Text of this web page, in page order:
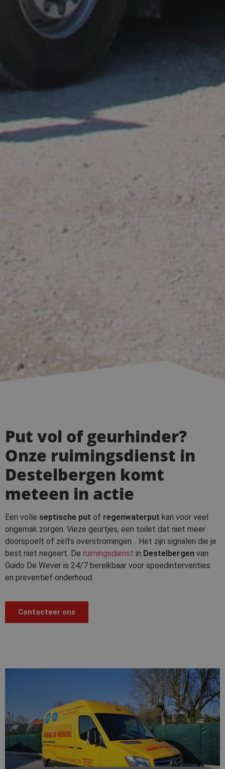
Put vol of geurhinder?
Onze ruimingsdienst in
Destelbergen komt
meteen in actie
Een volle septische put of regenwaterput kan voor veel
ongemak zorgen. Vieze geurtjes, een toilet dat niet meer
doorspoelt of zelfs overstromingen… Het zijn signalen die je
best niet negeert. De ruimingsdienst in Destelbergen van
Guido De Wever is 24/7 bereikbaar voor spoedinterventies
en preventief onderhoud.
Contacteer ons